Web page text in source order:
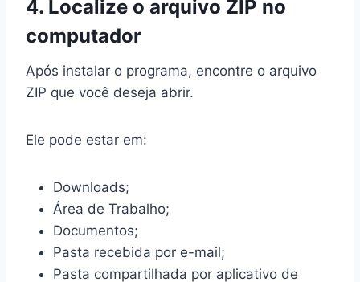
4. Localize o arquivo ZIP no
computador
Após instalar o programa, encontre o arquivo
ZIP que você deseja abrir.
Ele pode estar em:
Downloads;
Área de Trabalho;
Documentos;
Pasta recebida por e-mail;
Pasta compartilhada por aplicativo de